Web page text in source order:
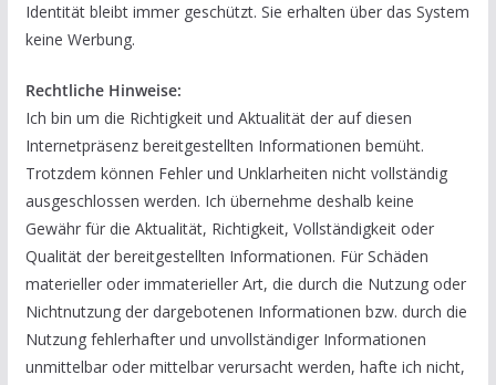
Identität bleibt immer geschützt. Sie erhalten über das System
keine Werbung.
Rechtliche Hinweise:
Ich bin um die Richtigkeit und Aktualität der auf diesen
Internetpräsenz bereitgestellten Informationen bemüht.
Trotzdem können Fehler und Unklarheiten nicht vollständig
ausgeschlossen werden. Ich übernehme deshalb keine
Gewähr für die Aktualität, Richtigkeit, Vollständigkeit oder
Qualität der bereitgestellten Informationen. Für Schäden
materieller oder immaterieller Art, die durch die Nutzung oder
Nichtnutzung der dargebotenen Informationen bzw. durch die
Nutzung fehlerhafter und unvollständiger Informationen
unmittelbar oder mittelbar verursacht werden, hafte ich nicht,